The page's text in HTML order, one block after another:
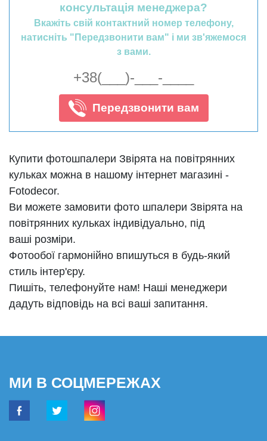
консультація менеджера?
Вкажіть свій контактний номер телефону,
натисніть "Передзвонити вам" і ми зв'яжемося
з вами.
Передзвонити вам
Купити фотошпалери Звірята на повітрянних
кульках можна в нашому інтернет магазині -
Fotodecor.
Ви можете замовити фото шпалери Звірята на
повітрянних кульках індивідуально, під
ваші розміри.
Фотообої гармонійно впишуться в будь-який
стиль інтер'єру.
Пишіть, телефонуйте нам! Наші менеджери
дадуть відповідь на всі ваші запитання.
МИ В СОЦМЕРЕЖАХ